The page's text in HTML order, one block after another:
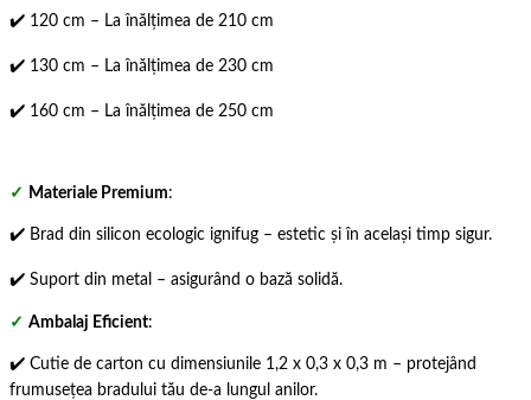
✔️ 120 cm – La înălțimea de 210 cm
✔️ 130 cm – La înălțimea de 230 cm
✔️ 160 cm – La înălțimea de 250 cm
✓ Materiale Premium:
✔️ Brad din silicon ecologic ignifug – estetic și în același timp sigur.
✔️ Suport din metal – asigurând o bază solidă.
✓ Ambalaj Eficient:
✔️ Cutie de carton cu dimensiunile 1,2 x 0,3 x 0,3 m – protejând
frumusețea bradului tău de-a lungul anilor.